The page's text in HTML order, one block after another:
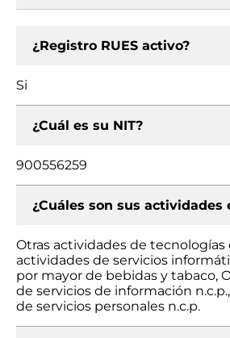
¿Registro RUES activo?
Si
¿Cuál es su NIT?
900556259
¿Cuáles son sus actividades
Otras actividades de
actividades de servicios
por mayor de bebidas y tabaco,
de servicios de información
de servicios personales n.c.p.